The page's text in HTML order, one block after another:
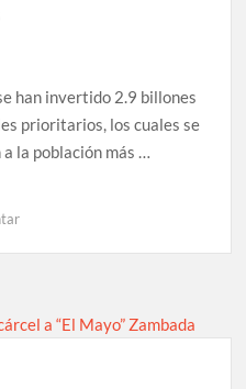
han invertido 2.9 billones
prioritarios, los cuales se
la población más …
en
2.9